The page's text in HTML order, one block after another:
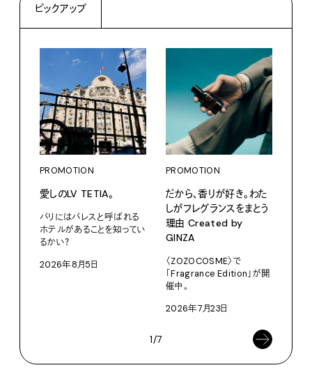
ピックアップ
PROMOTION
愛しのLV TETIA。
パリにはパレスと呼ばれる
ホテルがあることを知ってい
るかい？
2026年8月5日
PROMOTION
だから、香りが好き。わた
しがフレグランスをまとう
理由 Created by
GINZA
〈ZOZOCOSME〉で
「Fragrance Edition」が開
催中。
2026年7月23日
1/7